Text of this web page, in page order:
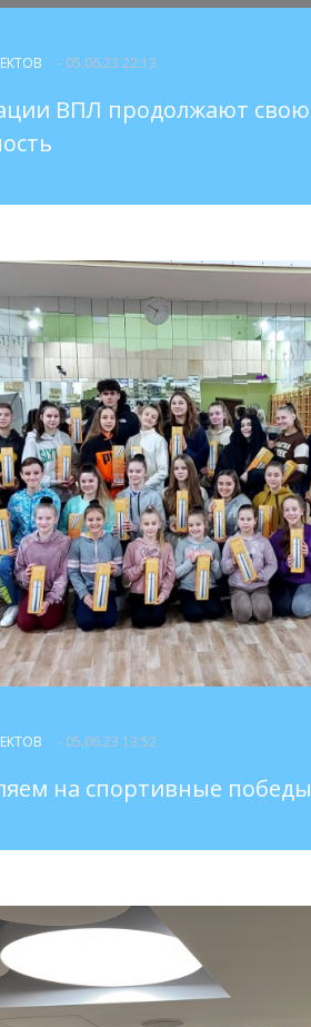
- 05.06.23 22:13
ВПЛ продолжают свою
- 05.06.23 13:52
на спортивные победы